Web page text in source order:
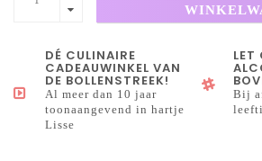
DÉ CULINAIRE
CADEAUWINKEL VAN
DE BOLLENSTREEK!
Al meer dan 10 jaar
toonaangevend in hartje
Lisse
LET
Bij